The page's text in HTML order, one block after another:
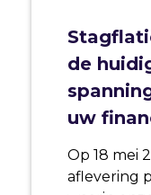
de
uw
Op 18 mei
aflevering